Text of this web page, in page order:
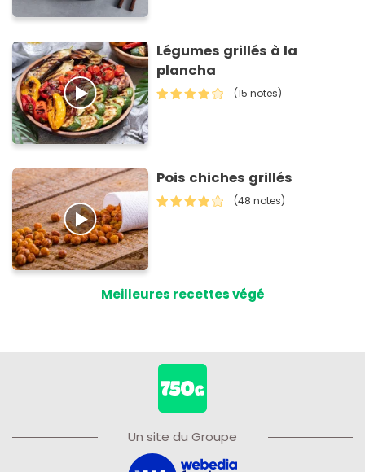
Légumes grillés à la
plancha
(15 notes)
Pois chiches grillés
(48 notes)
Meilleures recettes végé
Un site du Groupe